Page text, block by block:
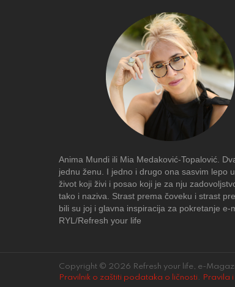
Anima Mundi ili Mia Medaković-Topalović.
jednu ženu. I jedno i drugo ona sasvim lepo
život koji živi i posao koji je za nju
tako i naziva. Strast prema čoveku i strast
bili su joj i glavna inspiracija za pokretanje e-
RYL/Refresh your life
Copyright © 2026 Refresh your life, e-
Pravilnik o zaštiti podataka o ličnosti . Pravila